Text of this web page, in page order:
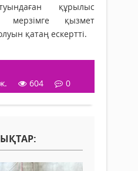
құрылыс
мерзімге қызмет
қатаң ескертті.
604 0